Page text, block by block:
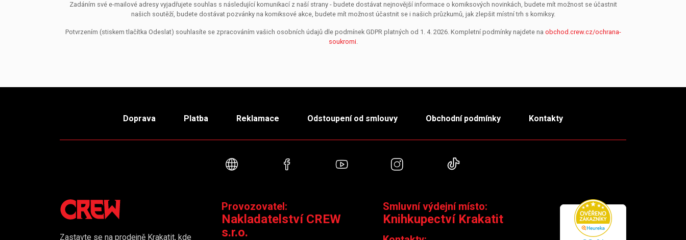
Zadáním své e-mailové adresy vyjadřujete souhlas s následující komunikací z naší strany - budete dostávat nejnovější informace o komiksových novinkách, budete mít možnost se účastnit
našich soutěží, budete dostávat pozvánky na komiksové akce, budete mít možnost účastnit se i našich průzkumů, jak zlepšit místní trh s komiksy.
Potvrzením (stiskem tlačítka Odeslat) souhlasíte se zpracováním vašich osobních údajů dle podmínek GDPR platných od 1. 4. 2026. Kompletní podmínky najdete na obchod.crew.cz/ochrana-
soukromi.
Doprava Platba Reklamace Odstoupení od smlouvy Obchodní podmínky Kontakty
Webové stránkyFacebookYouTube Instagram
Zastavte se na prodejně Krakatit, kde
Provozovatel:
Nakladatelství CREW
s.r.o.
Smluvní výdejní místo:
Knihkupectví Krakatit